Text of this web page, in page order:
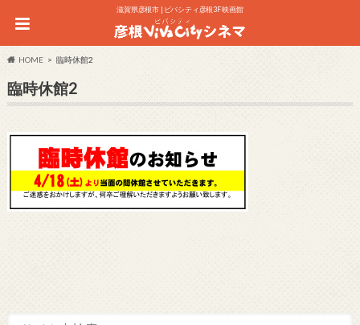
滋賀県彦根市 | ビバシティ彦根3F 映画館
HOME 臨時休館2
臨時休館2